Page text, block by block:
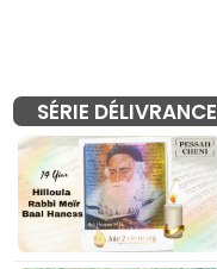
SÉRIE DÉLIVRANCE